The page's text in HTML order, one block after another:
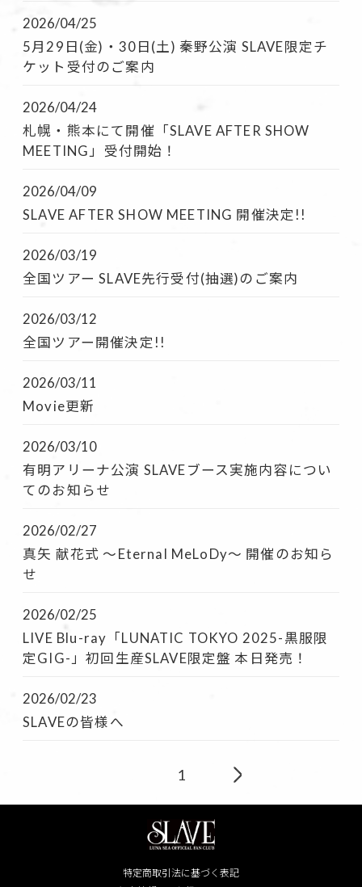
2026/04/25
5月29日(金)・30日(土) 秦野公演 SLAVE限定チ
ケット受付のご案内
2026/04/24
札幌・熊本にて開催「SLAVE AFTER SHOW
MEETING」受付開始！
2026/04/09
SLAVE AFTER SHOW MEETING 開催決定!!
2026/03/19
全国ツアー SLAVE先行受付(抽選)のご案内
2026/03/12
全国ツアー開催決定!!
2026/03/11
Movie更新
2026/03/10
有明アリーナ公演 SLAVEブース実施内容につい
てのお知らせ
2026/02/27
真矢 献花式 〜Eternal MeLoDy〜 開催のお知ら
せ
2026/02/25
LIVE Blu-ray「LUNATIC TOKYO 2025-黒服限
定GIG-」初回生産SLAVE限定盤 本日発売！
2026/02/23
SLAVEの皆様へ
1
特定商取引法に基づく表記